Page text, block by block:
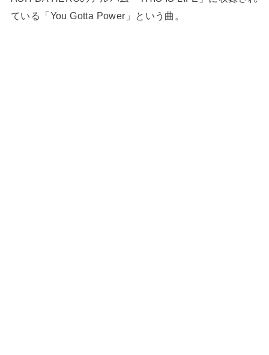
ている「You Gotta Power」という曲。